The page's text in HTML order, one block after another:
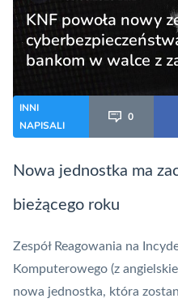
KNF powoła nowy
bankom w walce z
INNI
NAPISALI
0
Nowa jednostka ma
bieżącego roku
Zespół Reagowania na
Komputerowego (z
nowa jednostka, która